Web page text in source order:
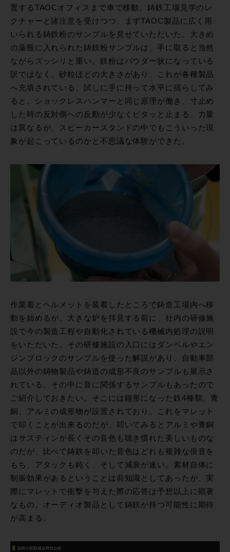
置するTAOCオフィスまで車で移動。鋳鉄工場見学のレ
クチャーと諸注意を受けつつ、まずTAOC製品に広く用
いられる鋳鉄粉のサンプルを見せていただいた。大きめ
の薬瓶に入れられた鋳鉄粉サンプルは、手に取ると当然
ながらズッシリと重い。鉄粉はパウダー状になっている
訳ではなく、砂粒ほどの大きさがあり、これが各種製品
へ充填されている。試しに手に持って水平に揺らしてみ
ると、ショックレスハンマーと同じ原理が働き、寸止め
した時の反対側への反動が少なくピタッと止まる。力量
は異なるが、スピーカースタンドの中でもこういった現
象が起こっているのかと不思議な体験ができた。
作業着とヘルメットを装着したところで鋳造工場内へ移
動を始めるが、大きな炉を拝見する前に、社内の研修施
設で今の製造工程や自動化されている機械内処理の説明
をいただいた。その研修施設の入口にはダンベルやエン
ジンブロックのサンプルを使った解説があり、自動車部
品以外の鋳物製品や鋳造の成形不良のサンプルも展示さ
れている。その中に音に関係するサンプルもあったので
ご紹介しておきたい。そこには鐘形になった鉄4種類、青
銅、アルミの成形物が設置されており、これをマレット
で叩くことが出来るのだが、叩いてみるとアルミや青銅
はサスティンが長くその音色も聴き慣れた美しいものな
のだが、比べて鋳鉄を叩いた音色はどれも複雑な倍音を
もち、アタックも鈍く、そして減衰が速い。素材自体に
制振効果があるということは前知識としてあったが、実
際にマレットで衝撃を与えた際の応答は予想以上に顕著
なもの。オーディオ製品として鋳鉄が持つ可能性に期待
が高まる。